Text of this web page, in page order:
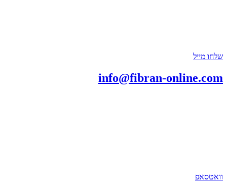
שלחו מייל
info@fibran-online.com
וואטסאפ